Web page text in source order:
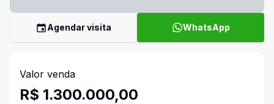
Agendar visita WhatsApp
Valor venda
R$ 1.300.000,00